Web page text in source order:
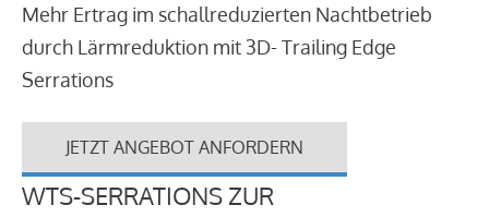
Mehr Ertrag im schallreduzierten Nachtbetrieb
durch Lärmreduktion mit 3D- Trailing Edge
Serrations
JETZT ANGEBOT ANFORDERN
WTS-SERRATIONS ZUR